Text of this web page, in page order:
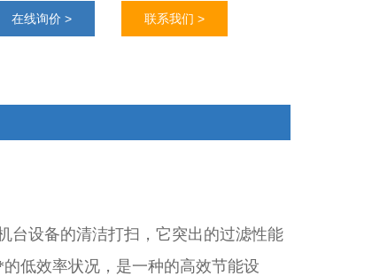
在线询价 > 联系我们 >
台设备的清洁打扫，它突出的过滤性能
低效率状况，是一种的高效节能设